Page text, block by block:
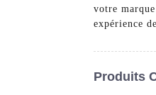
votre
expérience
Produits